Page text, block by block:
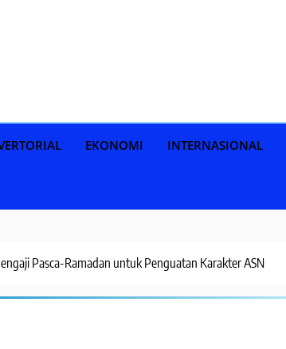
EKONOMI INTERNASIONAL
Pasca-Ramadan untuk Penguatan Karakter ASN